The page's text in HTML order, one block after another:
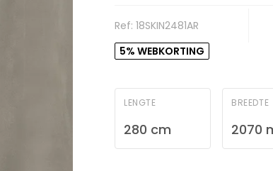
Ref: 18SKIN2481AR
5% WEBKORTING
LENGTE
280 cm
BREEDTE
2070